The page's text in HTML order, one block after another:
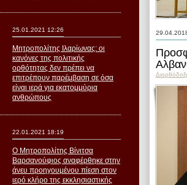
25.01.2021 12:26
Μητροπολίτης Ιλαρίωνας: οι
κανόνες της πολιτικής
ορθότητας δεν πρέπει να
επιτρέπουν παρέμβαση σε όσα
είναι ιερά για εκατομμύρια
ανθρώπους
22.01.2021 18:19
Ο Μητροπολίτης Βίνιτσα
Βαρσανούφιος αναφέρθηκε στην
άνευ προηγουμένου πίεση στον
ιερό κλήρο της εκκλησιαστικής